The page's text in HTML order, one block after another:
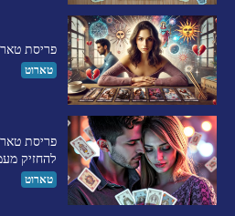
פריסת
טארוט
פריסת
להחזיק
טארוט